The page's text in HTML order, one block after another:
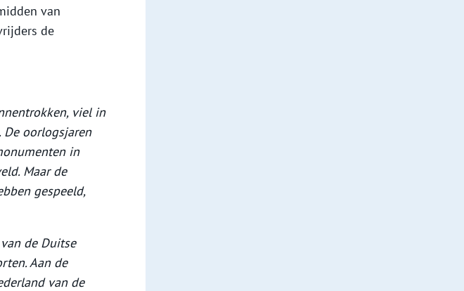
van
de
viel in
oorlogsjaren
in
Maar de
gespeeld,
de Duitse
Aan de
van de